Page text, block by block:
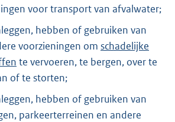
voor transport van afvalwater;
hebben of gebruiken van
voorzieningen om schadelijke
te vervoeren, te bergen, over te
of te storten;
hebben of gebruiken van
parkeerterreinen en andere